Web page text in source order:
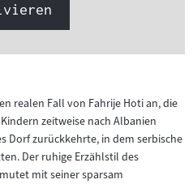
realen Fall von Fahrije Hoti an, die
zeitweise nach Albanien
Dorf zurückkehrte, in dem serbische
Der ruhige Erzählstil des
mit seiner sparsam